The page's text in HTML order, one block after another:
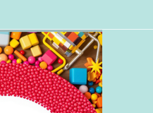
reliable und valide
Dyspraxie Körperschema